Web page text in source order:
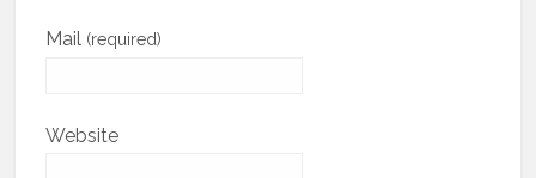
Mail (required)
Website